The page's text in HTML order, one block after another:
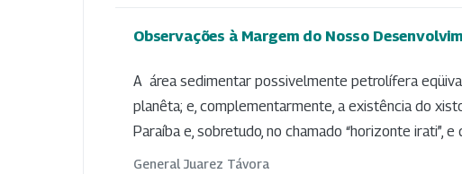
Observações à Margem do Nosso
A área sedimentar possivelmente petrolífera
planêta; e, complementarmente, a existência do
Paraíba e, sobretudo, no chamado “horizonte irati”,
General Juarez Távora